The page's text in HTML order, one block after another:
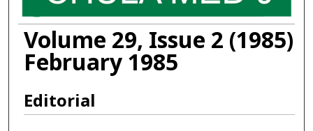
Volume 29, Issue 2 (1985)
February 1985
Editorial